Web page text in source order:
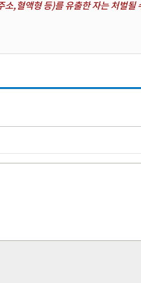
,혈액형 등)를 유출한 자는 처벌될